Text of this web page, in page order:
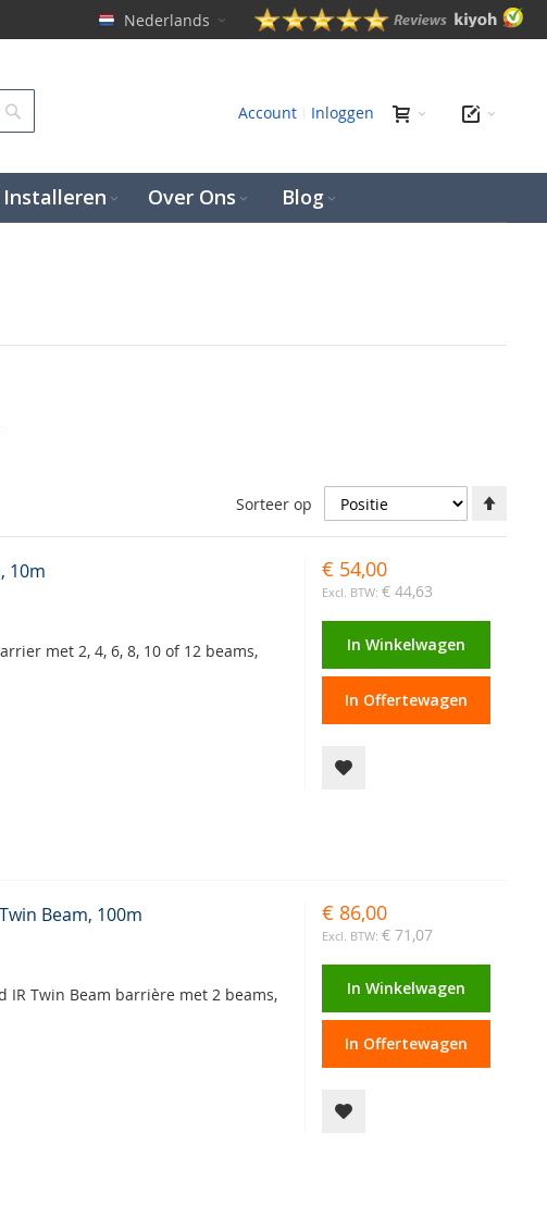
Nederlands
Account Inloggen
Installeren Over Ons Blog
Sorteer op
10m
met 2, 4, 6, 8, 10 of 12 beams,
€ 54,00
€ 44,63
In Winkelwagen
In Offertewagen
Beam, 100m
IR Twin Beam barrière met 2 beams,
€ 86,00
€ 71,07
In Winkelwagen
In Offertewagen